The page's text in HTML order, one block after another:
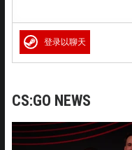
登录以聊天
CS:GO NEWS